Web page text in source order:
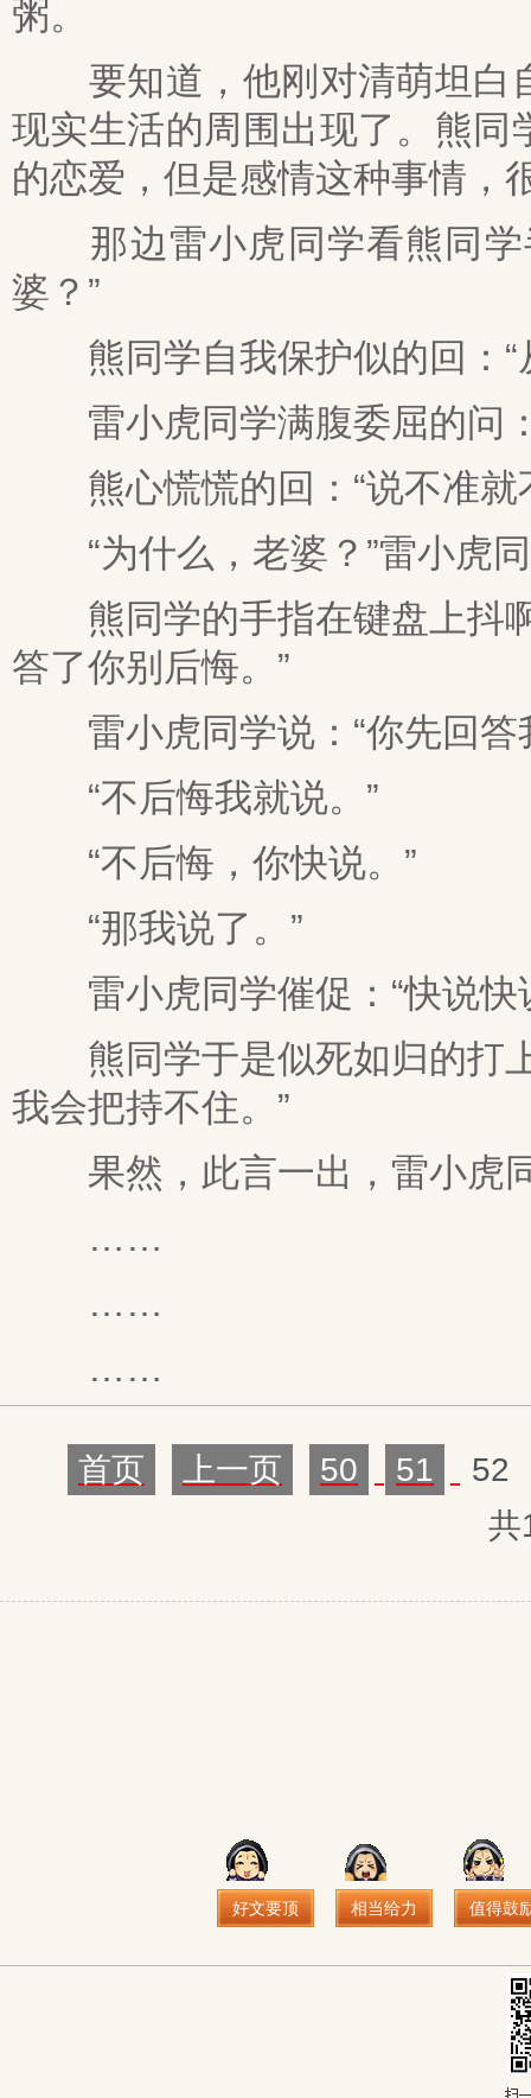
粥。
要知道，他刚对清萌坦白
现实生活的周围出现了。熊
的恋爱，但是感情这种事情，
那边雷小虎同学看熊同学
婆？”
熊同学自我保护似的回：“
雷小虎同学满腹委屈的问：
熊心慌慌的回：“说不准就
“为什么，老婆？”雷小虎同
熊同学的手指在键盘上抖啊
答了你别后悔。”
雷小虎同学说：“你先回答
“不后悔我就说。”
“不后悔，你快说。”
“那我说了。”
雷小虎同学催促：“快说快
熊同学于是似死如归的打上
我会把持不住。”
果然，此言一出，雷小虎
……
……
……
首页 上一页 50 51
52
共
好文要顶 相当给力 值得鼓